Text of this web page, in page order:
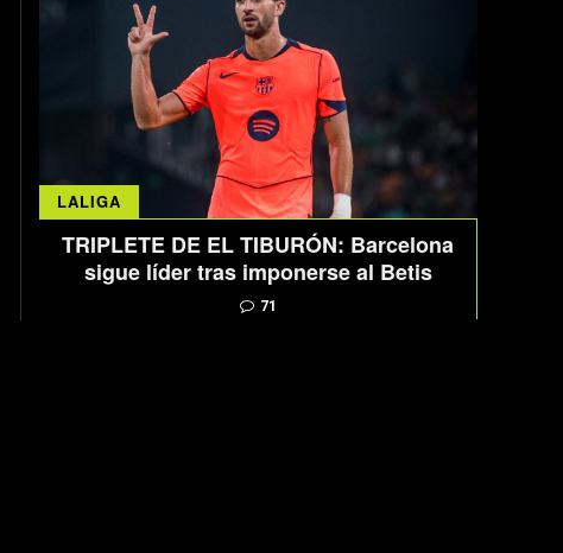
LALIGA
TRIPLETE DE EL TIBURÓN: Barcelona
sigue líder tras imponerse al Betis
71